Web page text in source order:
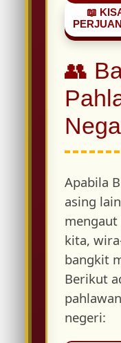
📖
👥
Apabila
asing
mengaut
kita,
bangkit
Berikut
negeri: